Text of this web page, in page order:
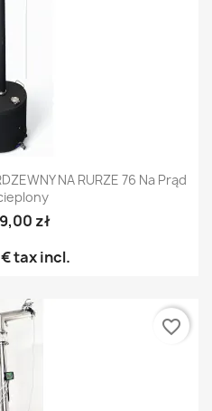
NA RURZE 76 Na Prąd
zł
tax incl.
favorite_border